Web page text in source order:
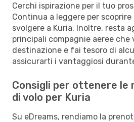
Cerchi ispirazione per il tuo
Continua a leggere per
svolgere a Kuria. Inoltre, resta
principali compagnie aeree che
destinazione e fai tesoro di
assicurarti i vantaggiosi
Consigli per ottenere le
di volo per Kuria
Su eDreams, rendiamo la